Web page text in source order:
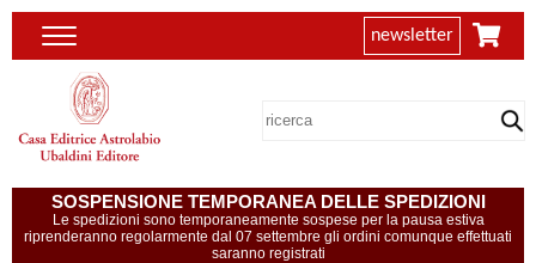
newsletter
SOSPENSIONE TEMPORANEA DELLE SPEDIZIONI
Le spedizioni sono temporaneamente sospese per la pausa estiva
riprenderanno regolarmente dal 07 settembre gli ordini comunque effettuati
saranno registrati